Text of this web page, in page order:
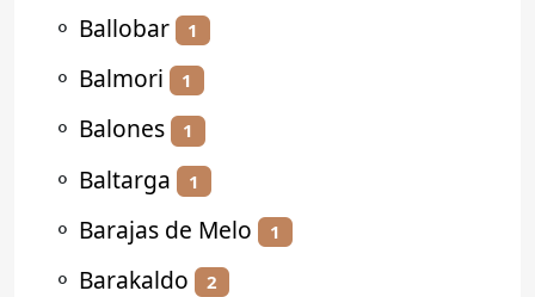
⚬ Ballobar 1
⚬ Balmori 1
⚬ Balones 1
⚬ Baltarga 1
⚬ Barajas de Melo 1
⚬ Barakaldo 2